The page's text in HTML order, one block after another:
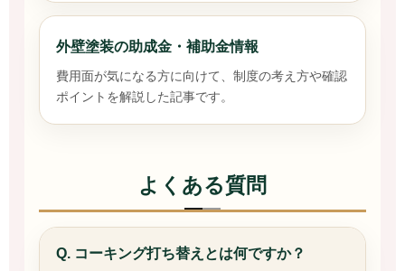
外壁塗装の助成金・補助金情報
費用面が気になる方に向けて、制度の考え方や確認
ポイントを解説した記事です。
よくある質問
Q. コーキング打ち替えとは何ですか？